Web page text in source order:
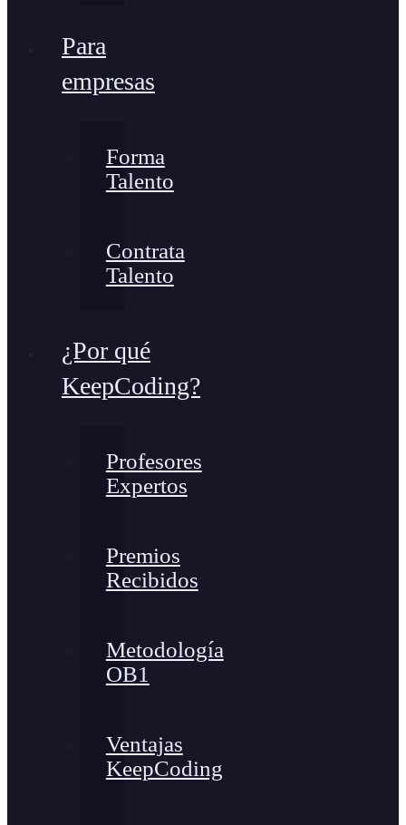
Para
empresas
Forma
Talento
Contrata
Talento
¿Por qué
KeepCoding?
Profesores
Expertos
Premios
Recibidos
Metodología
OB1
Ventajas
KeepCoding